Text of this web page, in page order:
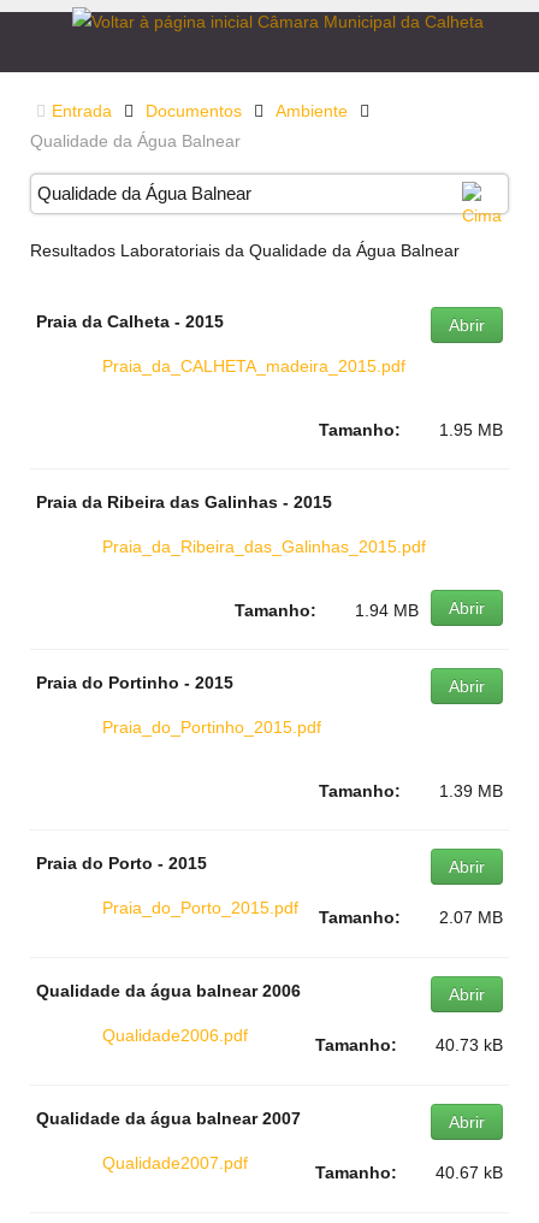
Entrada Documentos
Ambiente
Qualidade da Água Balnear
Qualidade da Água Balnear
Resultados Laboratoriais da Qualidade da Água Balnear
Praia da Calheta - 2015
Praia_da_CALHETA_madeira_2015.pdf
Abrir
Tamanho: 1.95 MB
Praia da Ribeira das Galinhas - 2015
Praia_da_Ribeira_das_Galinhas_2015.pdf
Abrir
Tamanho: 1.94 MB
Praia do Portinho - 2015
Praia_do_Portinho_2015.pdf
Abrir
Tamanho: 1.39 MB
Praia do Porto - 2015
Praia_do_Porto_2015.pdf
Abrir
Tamanho: 2.07 MB
Qualidade da água balnear 2006
Qualidade2006.pdf
Abrir
Tamanho: 40.73 kB
Qualidade da água balnear 2007
Qualidade2007.pdf
Abrir
Tamanho: 40.67 kB